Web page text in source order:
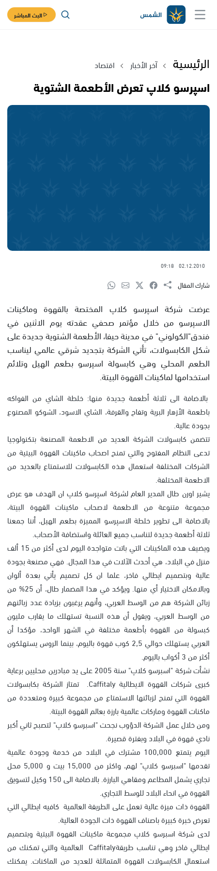
البث المباشر
الرئيسية آخر الأخبار اقتصاد
اسپرسو كلاپ تعرض الأطعمة الشتوية
02.12.2010
09:18
شارك المقال
عرضت شركة اسپرسو كلاپ المختصة بالقهوة وماكينات
الاسپرسو من خلال مؤتمر صحفي عقدته يوم الاثنين في
فندق"الكولوني" في مدينة حيفا، الأطعمة الشتوية جديدة على
شكل الكابسولات، تأتي الشركة بتجديد شرقي عالمي ليناسب
الطعم المحلي وهي كابسولة اسپرسو بطعم الهيل وتلائم
استخدامها لماكينات القهوة البيتة.
بالاضافة الى ثلاثة أطعمة جديدة منها: خلطة الشاي من الفواكه
باطعمة الأزهار البرية وتفاح والقرفة، الشاي الاسود، الشوكو المصنوع
بجودة عالية.
تتضمن كابسولات الشركة العديد من الاطعمة المصنعة بتكنولوجيا
تدعى النظام المفتوح والتي تمنح اصحاب ماكينات القهوة البيتية من
الشركات المختلفة استعمال هذه الكابسولات للاستمتاع بالعديد من
الاطعمة المختلفة.
يشير اورن طال المدير العام لشركة اسپرسو كلاپ ان الهدف هو عرض
مجموعة متنوعة من الاطعمة لاصحاب ماكينات القهوة البيتة،
بالاضافة الى تطوير خلطة الاسپرسو المميزة بطعم الهيل، أننا جمعنا
ثلاثة أطعمة جديدة لتناسب جميع العائلة واستضافة الأصحاب.
ويضيف هذه الماكينات التي باتت متواجدة اليوم لدى أكثر من 15 ألف
منزل في البلاد، هي أحدث الآلات في هذا المجال. فهي مصنعة بجودة
عالية وبتصميم ايطالي فاخر، علما ان كل تصميم يأتي بعدة ألوان
وبالامكان الاختيار أي منها. ويؤكد في هذا المضمار طال، أن 25% من
زبائن الشركة هم من الوسط العربي، وأنهم يرغبون بزيادة عدد زبائنهم
من الوسط العربي، ويقول أن هذه النسبة تستهلك ما يقارب مليون
كبسولة من القهوة بأطعمة مختلفة في الشهر الواحد، مؤكدا أن
العربي يستهلك حوالي 2,5 كوب قهوة باليوم، بينما الروس يستهلكون
أكثر من 3 أكواب باليوم.
نشأت شركة "اسبرسو كلاپ" سنة 2005 على يد مبادرين محليين برعاية
كبرى شركات القهوة الايطالية Caffitaly. تمتاز الشركة بكابسولات
القهوة التي تمنح لزبائنها الاستمتاع من مجموعة كبيرة ومتعددة من
ماكنات القهوة وماركات عالمية بارزة بعالم القهوة البيتة.
ومن خلال عمل الشركة الدؤوب نجحت "اسبرسو كلاپ" لتصبح ثاني أكبر
نادي قهوة في البلاد وبفترة قصيرة.
اليوم يتمتع 100,000 مشترك في البلاد من خدمة وجودة عالمية
تقدمها "اسبرسو كلاپ" لهم، واكثر من 15,000 بيت و 5,000 محل
تجاري يشمل المطاعم ومقاهي البارزة. بالاضافة الى 150 وكيل لتسويق
القهوة في انحاء البلاد للوسط التجاري.
القهوة ذات ميزة عالية تعمل على الطريقة العالمية كافيه ايطالي التي
تعرض خبرة كبيرة باصناف القهوة ذات الجودة العالية.
لدى شركة اسبرسو كلاپ مجموعة ماكينات القهوة البيتية وبتصميم
ايطالي فاخر وهي تناسب طريقةCaffitaly العالمية والتي تمكنك من
استعمال الكابسولات القهوة المتماثلة للعديد من الماكنات. يمكنك